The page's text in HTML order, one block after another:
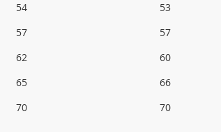
54 53
57 57
62 60
65 66
70 70